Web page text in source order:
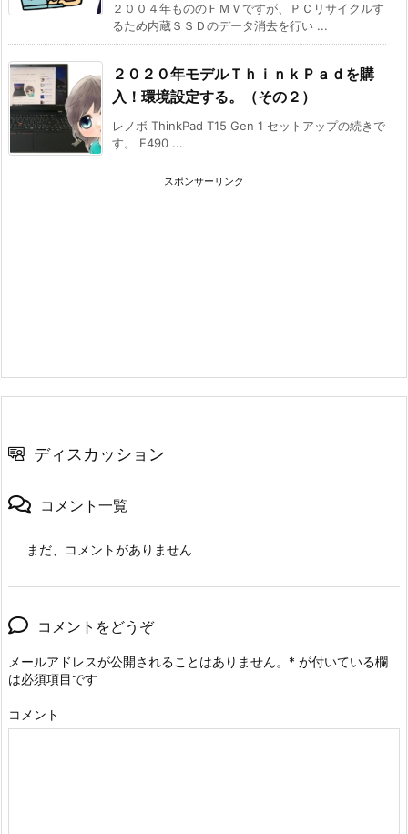
２００４年もののＦＭＶですが、ＰＣリサイクルす
るため内蔵ＳＳＤのデータ消去を行い ...
２０２０年モデルＴｈｉｎｋＰａｄを購
入！環境設定する。（その２）
レノボ ThinkPad T15 Gen 1 セットアップの続きで
す。 E490 ...
スポンサーリンク
ディスカッション
コメント一覧
まだ、コメントがありません
コメントをどうぞ
メールアドレスが公開されることはありません。 * が付いている欄
は必須項目です
コメント